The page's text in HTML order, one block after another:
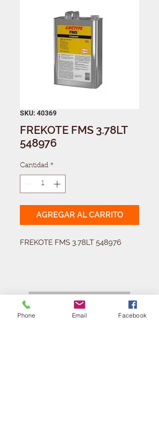
SKU: 40369
FREKOTE FMS 3.78LT
548976
Cantidad *
AGREGAR AL CARRITO
FREKOTE FMS 3.78LT 548976
¿Necesitas equipar tu
ferretería?
Phone Email Facebook